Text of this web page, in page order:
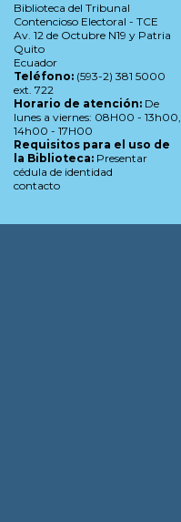
Biblioteca del Tribunal
Contencioso Electoral - TCE
Av. 12 de Octubre N19 y Patria
Quito
Ecuador
Teléfono: (593-2) 381 5000
ext. 722
Horario de atención: De
lunes a viernes: 08H00 - 13h00,
14h00 - 17H00
Requisitos para el uso de
la Biblioteca: Presentar
cédula de identidad
contacto